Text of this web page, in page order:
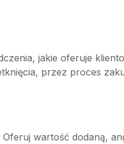
jakie oferuje
przez proces
wartość dodaną,